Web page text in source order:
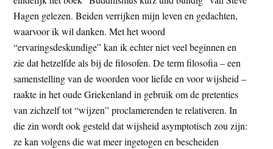
Hagen gelezen. Beiden verrijken mijn leven en gedachten,
waarvoor ik wil danken. Met het woord
“ervaringsdeskundige” kan ik echter niet veel beginnen en
zie dat hetzelfde als bij de filosofen. De term filosofia – een
samenstelling van de woorden voor liefde en voor wijsheid –
raakte in het oude Griekenland in gebruik om de pretenties
van zichzelf tot “wijzen” proclamerenden te relativeren. In
die zin wordt ook gesteld dat wijsheid asymptotisch zou zijn:
ze kan volgens die wat meer ingetogen en bescheiden